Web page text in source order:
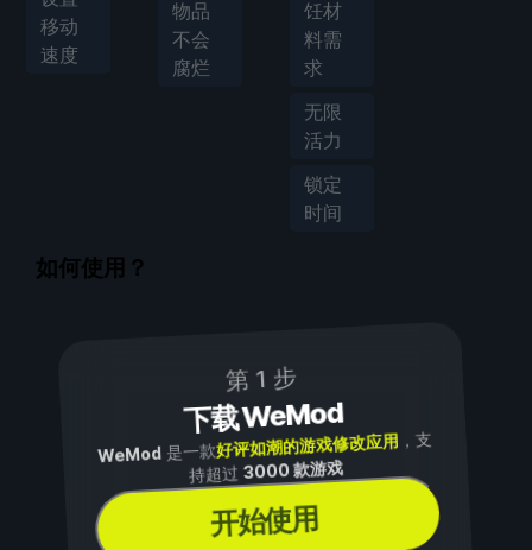
移动
速度
物品
不会
腐烂
饪材
料需
求
无限
活力
锁定
时间
如何使用？
第 1 步
下载 WeMod
WeMod是一款好评如潮的游戏修改应用 ，支
持超过3000 款游戏
开始使用